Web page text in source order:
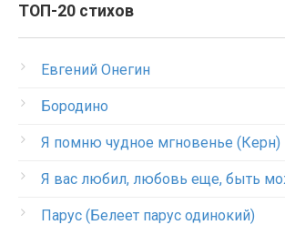
ТОП-20 стихов
Евгений Онегин
Бородино
Я помню чудное мгновенье (Керн)
Я вас любил, любовь еще, быть
Парус (Белеет парус одинокий)